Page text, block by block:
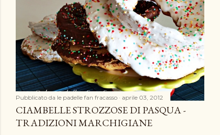
Pubblicato da le padelle fan fracasso aprile 03, 2012
CIAMBELLE STROZZOSE DI PASQUA -
TRADIZIONI MARCHIGIANE